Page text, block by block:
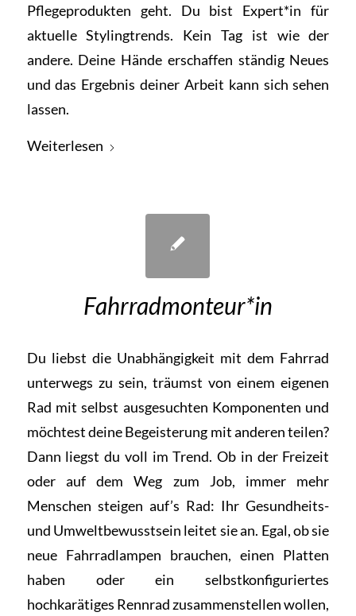
Pflegeprodukten geht. Du bist Expert*in für
aktuelle Stylingtrends. Kein Tag ist wie der
andere. Deine Hände erschaffen ständig Neues
und das Ergebnis deiner Arbeit kann sich sehen
lassen.
Weiterlesen
Fahrradmonteur*in
Du liebst die Unabhängigkeit mit dem Fahrrad
unterwegs zu sein, träumst von einem eigenen
Rad mit selbst ausgesuchten Komponenten und
möchtest deine Begeisterung mit anderen teilen?
Dann liegst du voll im Trend. Ob in der Freizeit
oder auf dem Weg zum Job, immer mehr
Menschen steigen auf’s Rad: Ihr Gesundheits-
und Umweltbewusstsein leitet sie an. Egal, ob sie
neue Fahrradlampen brauchen, einen Platten
haben oder ein selbstkonfiguriertes
hochkarätiges Rennrad zusammenstellen wollen,